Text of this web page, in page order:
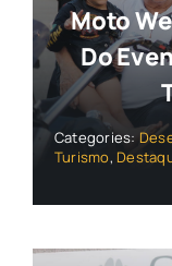
Moto
Do
Categories:
Turismo,